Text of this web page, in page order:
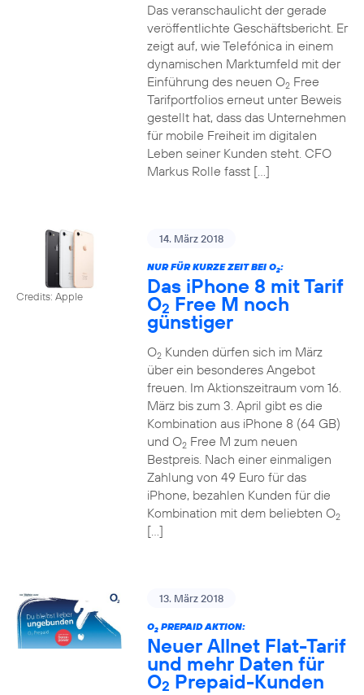
Das veranschaulicht der gerade
veröffentlichte Geschäftsbericht. Er
zeigt auf, wie Telefónica in einem
dynamischen Marktumfeld mit der
Einführung des neuen O2Free
Tarifportfolios erneut unter Beweis
gestellt hat, dass das Unternehmen
für mobile Freiheit im digitalen
Leben seiner Kunden steht. CFO
Markus Rolle fasst […]
Credits: Apple
14. März 2018
NUR FÜR KURZE ZEIT BEI O2:
Das iPhone 8 mit Tarif
O2 Free M noch
günstiger
O2Kunden dürfen sich im März
über ein besonderes Angebot
freuen. Im Aktionszeitraum vom 16.
März bis zum 3. April gibt es die
Kombination aus iPhone 8 (64 GB)
und O2Free M zum neuen
Bestpreis. Nach einer einmaligen
Zahlung von 49 Euro für das
iPhone, bezahlen Kunden für die
Kombination mit dem beliebten O2
[…]
13. März 2018
O2PREPAID AKTION:
Neuer Allnet Flat-Tarif
und mehr Daten für
O2 Prepaid-Kunden